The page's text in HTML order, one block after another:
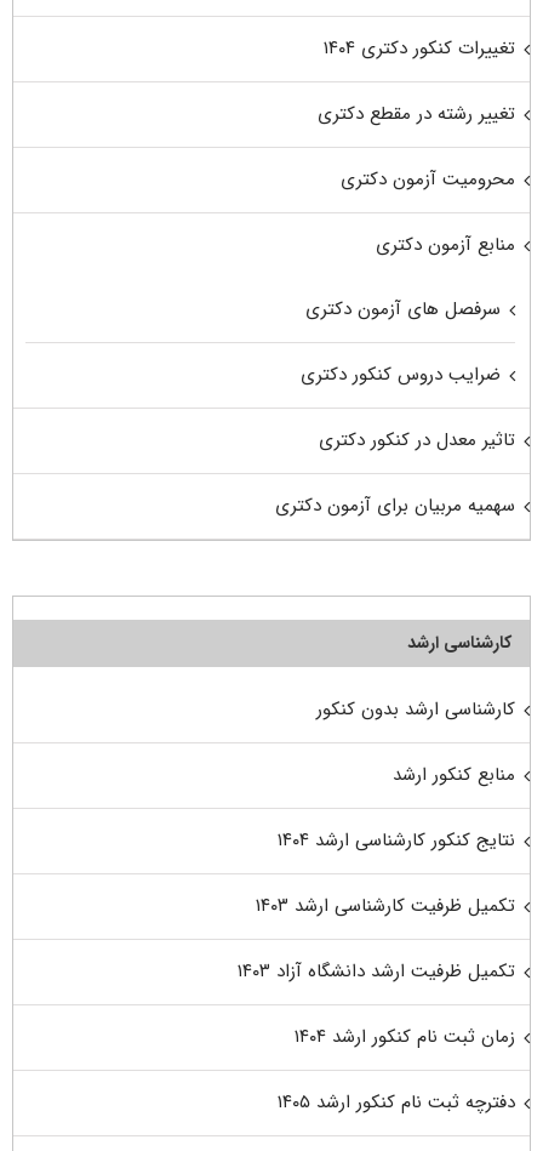
تغییرات کنکور دکتری ۱۴۰۴
تغییر رشته در مقطع دکتری
محرومیت آزمون دکتری
منابع آزمون دکتری
سرفصل های آزمون دکتری
ضرایب دروس کنکور دکتری
تاثیر معدل در کنکور دکتری
سهمیه مربیان برای آزمون دکتری
کارشناسی ارشد
کارشناسی ارشد بدون کنکور
منابع کنکور ارشد
نتایج کنکور کارشناسی ارشد ۱۴۰۴
تکمیل ظرفیت کارشناسی ارشد ۱۴۰۳
تکمیل ظرفیت ارشد دانشگاه آزاد ۱۴۰۳
زمان ثبت نام کنکور ارشد ۱۴۰۴
دفترچه ثبت نام کنکور ارشد ۱۴۰۵